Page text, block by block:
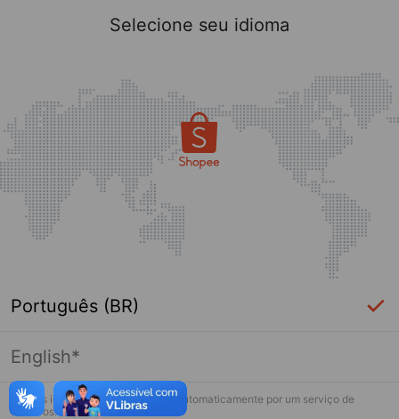
Selecione seu idioma
Português (BR)
English*
* Esses idiomas serão traduzidos automaticamente por um serviço de
terceiros.
toque de novo e tente novamente.